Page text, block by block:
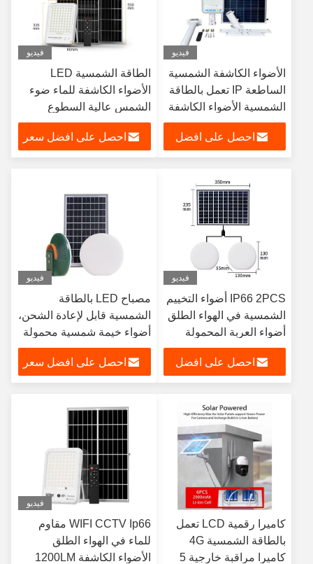
فيديو
الأضواء الكاشفة الشمسية
الساطعة IP تعمل بالطاقة
الشمسية الأضواء الكاشفة
في الهواء الطلق
احصل على افضل
فيديو
الطاقة الشمسية LED
الأضواء الكاشفة للماء ضوء
الشمس عالية السطوع
احصل على افضل سعر
فيديو
IP66 2PCS أضواء التخييم
الشمسية في الهواء الطلق
أضواء العربة المحمولة
الشمسية
احصل على افضل
فيديو
مصباح LED بالطاقة
الشمسية قابل لإعادة الشحن،
أضواء خيمة شمسية محمولة
بقدرة 12 وات
احصل على افضل سعر
كاميرا رقمية LCD تعمل
بالطاقة الشمسية 4G
كاميرا مراقبة خارجية 5
فيديو
WIFI CCTV Ip66 مقاوم
للماء في الهواء الطلق
الأضواء الكاشفة 1200LM